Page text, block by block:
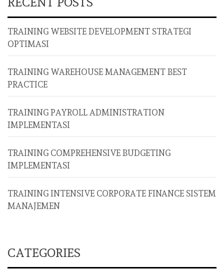
TRAINING WEBSITE DEVELOPMENT STRATEGI
OPTIMASI
TRAINING WAREHOUSE MANAGEMENT BEST
PRACTICE
TRAINING PAYROLL ADMINISTRATION
IMPLEMENTASI
TRAINING COMPREHENSIVE BUDGETING
IMPLEMENTASI
TRAINING INTENSIVE CORPORATE FINANCE SISTEM
MANAJEMEN
CATEGORIES